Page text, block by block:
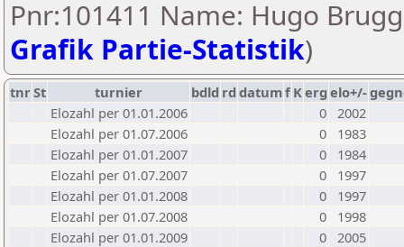
Pnr:101411 Name: Hugo
Grafik Partie-Statistik)
tnrSt turnier bdld rd datumf Kerg elo+/-
Elozahl per 01.01.2006
0 2002
Elozahl per 01.07.2006
0
1983
Elozahl per 01.01.2007
0
1984
Elozahl per 01.07.2007
0
1997
Elozahl per 01.01.2008
0
1997
Elozahl per 01.07.2008
0
1998
Elozahl per 01.01.2009
0 2005